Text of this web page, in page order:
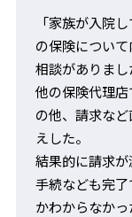
「家族が入院
の保険につい
相談がありまし
他の保険代理
の他、請求な
えした。
結果的に請求
手続なども完
かわからなか